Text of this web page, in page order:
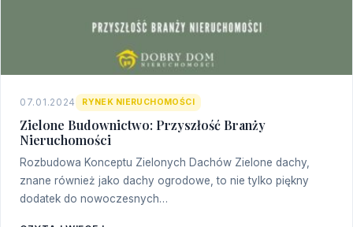
07.01.2024 RYNEK NIERUCHOMOŚCI
Zielone Budownictwo: Przyszłość Branży
Nieruchomości
Rozbudowa Konceptu Zielonych Dachów Zielone dachy,
znane również jako dachy ogrodowe, to nie tylko piękny
dodatek do nowoczesnych…